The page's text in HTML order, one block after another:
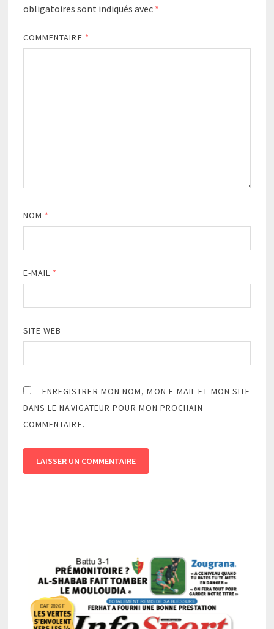
obligatoires sont indiqués avec *
COMMENTAIRE *
NOM *
E-MAIL *
SITE WEB
ENREGISTRER MON NOM, MON E-MAIL ET MON SITE
DANS LE NAVIGATEUR POUR MON PROCHAIN
COMMENTAIRE.